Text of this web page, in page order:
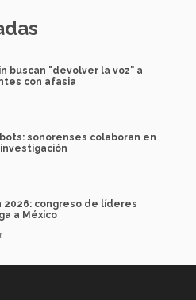
buscan "devolver la voz" a
con afasia
sonorenses colaboran en
2026: congreso de líderes
a México